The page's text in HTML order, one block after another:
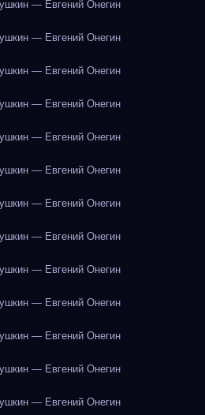
— Евгений Онегин
— Евгений Онегин
— Евгений Онегин
— Евгений Онегин
— Евгений Онегин
— Евгений Онегин
— Евгений Онегин
— Евгений Онегин
— Евгений Онегин
— Евгений Онегин
— Евгений Онегин
— Евгений Онегин
— Евгений Онегин